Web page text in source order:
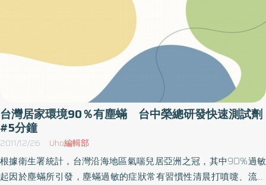
年經美國 FDA（食品藥物管理局）核准，也獲台灣衛生署通過正式
上市。治療功能為隆鼻、豐頰、下巴、法令紋、嘴角紋填補、臉部
脂肪萎縮、疤痕修補等。劉昭宏醫師說，微晶瓷也適合用在較大面
積的填充，例如豐下巴、雙頰、太陽穴等部位。一般而言，持續的
時間，可以長達二年，遠比玻尿酸約六至八個月的效期高出許多。
由於注射後沒有疤痕，過程只需5分種，術後頂多紅腫或淤青3～4
天，因此有「5分鐘隆鼻」的快速美譽。劉昭宏醫師指出，要提醒的
是，微晶瓷若注射太淺部位，容易出現凹凸不平，若打血管容易造
成血栓，對於較淺的紋路，如質地柔軟的豐唇、淚溝等，仍以玻尿
酸為佳。此外，具有嚴重過敏病史、蟹足腫體質或紝娠、哺乳的女
性，以及曾隆過鼻者、治療部位發炎或感染者，仍不適宜使用。
台灣居家環境90％有塵蟎 台中榮總研發快速測試劑
#5分鐘
2011/12/26 Uho編輯部
根據衛生署統計，台灣沿海地區氣喘兒居亞洲之冠，其中9O%過敏
起因於塵蟎所引發，塵蟎過敏的症狀常有習慣性清晨打噴嚏、流鼻